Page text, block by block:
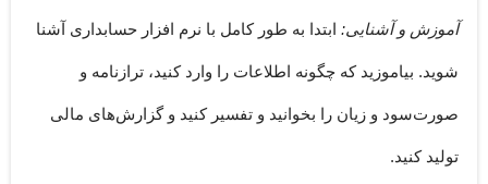
آموزش و آشنایی: ابتدا به طور کامل با نرم افزار حسابداری آشنا
شوید. بیاموزید که چگونه اطلاعات را وارد کنید، ترازنامه و
صورت‌سود و زیان را بخوانید و تفسیر کنید و گزارش‌های مالی
تولید کنید.